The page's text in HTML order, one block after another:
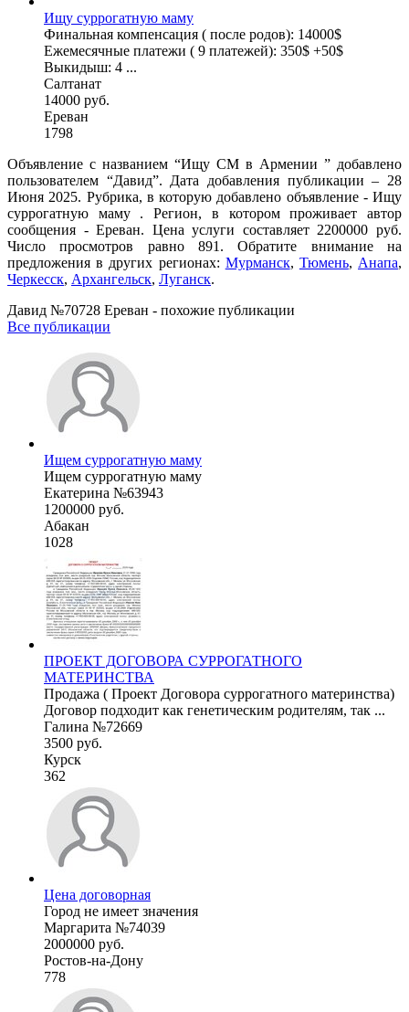
Ищу суррогатную маму
Финальная компенсация ( после родов): 14000$
Ежемесячные платежи ( 9 платежей): 350$ +50$
Выкидыш: 4 ...
Салтанат
14000 руб.
Ереван
1798
Объявление с названием “Ищу СМ в Армении ” добавлено
пользователем “Давид”. Дата добавления публикации – 28
Июня 2025. Рубрика, в которую добавлено объявление - Ищу
суррогатную маму . Регион, в котором проживает автор
сообщения - Ереван. Цена услуги составляет 2200000 руб.
Число просмотров равно 891. Обратите внимание на
предложения в других регионах: Мурманск, Тюмень, Анапа,
Черкесск, Архангельск, Луганск.
Давид №70728 Ереван - похожие публикации
Все публикации
Ищем суррогатную маму
Ищем суррогатную маму
Екатерина №63943
1200000 руб.
Абакан
1028
ПРОЕКТ ДОГОВОРА СУРРОГАТНОГО
МАТЕРИНСТВА
Продажа ( Проект Договора суррогатного материнства)
Договор подходит как генетическим родителям, так ...
Галина №72669
3500 руб.
Курск
362
Цена договорная
Город не имеет значения
Маргарита №74039
2000000 руб.
Ростов-на-Дону
778